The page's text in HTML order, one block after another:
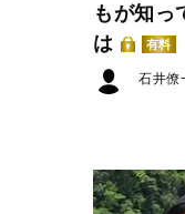
もが知っ
は
有料
石井僚